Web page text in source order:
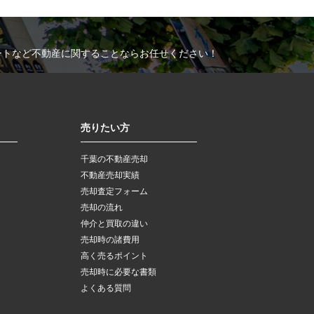
など不動産に関することならお任せください！
売りたい方
千葉の不動産売却
不動産売却実績
売却査定フォーム
売却の流れ
仲介と買取の違い
売却時の諸費用
高く売るポイント
売却時に必要な書類
よくある質問